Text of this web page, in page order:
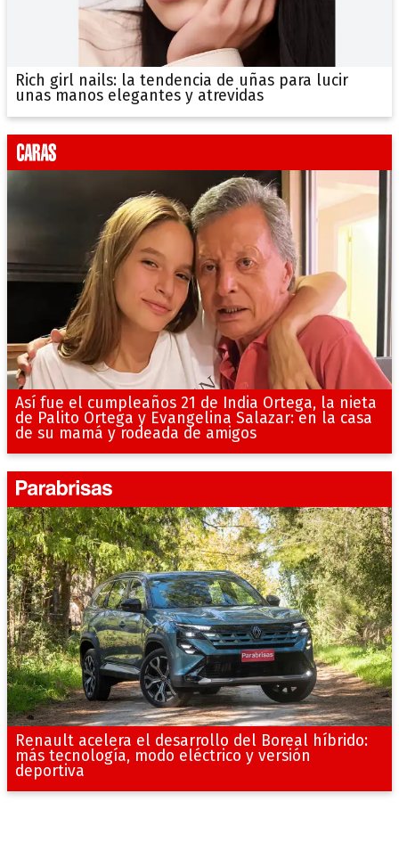
Rich girl nails: la tendencia de uñas para lucir
unas manos elegantes y atrevidas
Así fue el cumpleaños 21 de India Ortega, la nieta
de Palito Ortega y Evangelina Salazar: en la casa
de su mamá y rodeada de amigos
Renault acelera el desarrollo del Boreal híbrido:
más tecnología, modo eléctrico y versión
deportiva